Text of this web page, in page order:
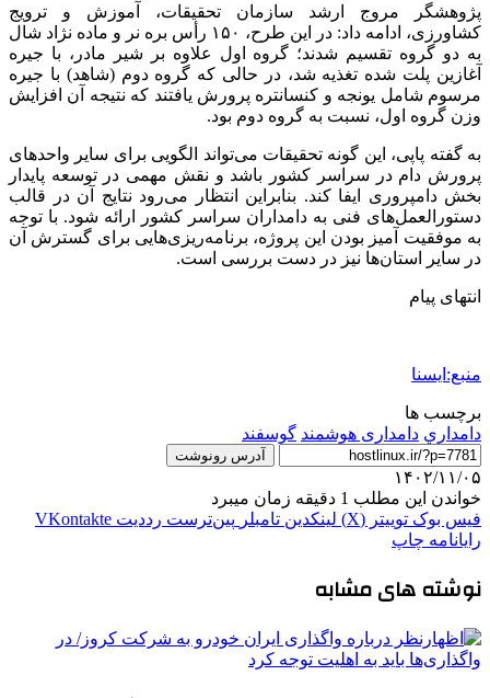
پژوهشگر مروج ارشد سازمان تحقیقات، آموزش و ترویج
کشاورزی، ادامه داد: در این طرح، ۱۵۰ رأس بره نر و ماده نژاد شال
به دو گروه تقسیم شدند؛ گروه اول علاوه بر شیر مادر، با جیره
آغازین پلت ‌شده تغذیه شد، در حالی که گروه دوم (شاهد) با جیره
مرسوم شامل یونجه و کنسانتره پرورش یافتند که نتیجه آن افزایش
وزن گروه اول، نسبت به گروه دوم بود.
به گفته پاپی، این گونه تحقیقات می‌تواند الگویی برای سایر واحدهای
پرورش دام در سراسر کشور باشد و نقش مهمی در توسعه پایدار
بخش دامپروری ایفا کند. بنابراین انتظار می‌رود نتایج آن در قالب
دستورالعمل‌های فنی به دامداران سراسر کشور ارائه شود. با توجه
به موفقیت‌ آمیز بودن این پروژه، برنامه‌ریزی‌هایی برای گسترش آن
در سایر استان‌ها نیز در دست بررسی است.
انتهای پیام
منبع:ایسنا
برچسب ها
دامداري دامداری هوشمند گوسفند
آدرس رونوشت
۱۴۰۲/۱۱/۰۵
خواندن این مطلب 1 دقیقه زمان میبرد
فیس بوک توییتر (X) لینکدین ‫تامبلر ‫پین‌ترست ‫رددیت ‫VKontakte
رایانامه چاپ
نوشته های مشابه